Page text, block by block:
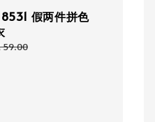
假两件拼色
59.00